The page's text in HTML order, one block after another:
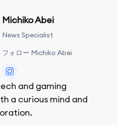
Michiko Abei
News Specialist
フォロー Michiko Abei
and gaming
a curious mind and